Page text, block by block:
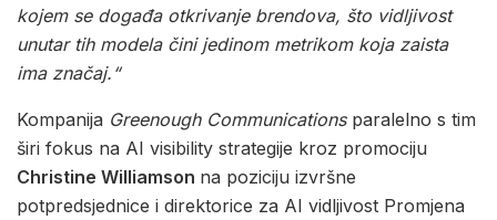
kojem se događa otkrivanje brendova, što vidljivost
unutar tih modela čini jedinom metrikom koja zaista
ima značaj.“
Kompanija Greenough Communicationsparalelno s tim
širi fokus na AI visibility strategije kroz promociju
Christine Williamson na poziciju izvršne
potpredsjednice i direktorice za AI vidljivost Promjena